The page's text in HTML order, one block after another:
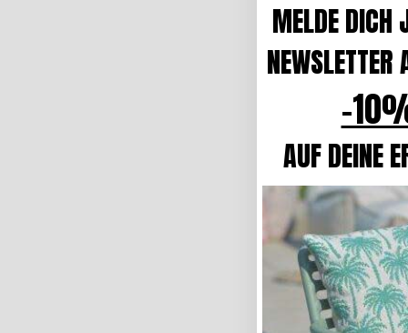
MELDE DICH
NEWSLETTER
-
AUF DEINE